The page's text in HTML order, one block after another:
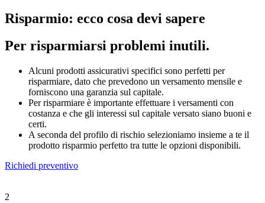
Risparmio: ecco cosa devi sapere
Per risparmiarsi problemi inutili.
Alcuni prodotti assicurativi specifici sono perfetti per
risparmiare, dato che prevedono un versamento mensile e
forniscono una garanzia sul capitale.
Per risparmiare è importante effettuare i versamenti con
costanza e che gli interessi sul capitale versato siano buoni e
certi.
A seconda del profilo di rischio selezioniamo insieme a te il
prodotto risparmio perfetto tra tutte le opzioni disponibili.
Richiedi preventivo
2